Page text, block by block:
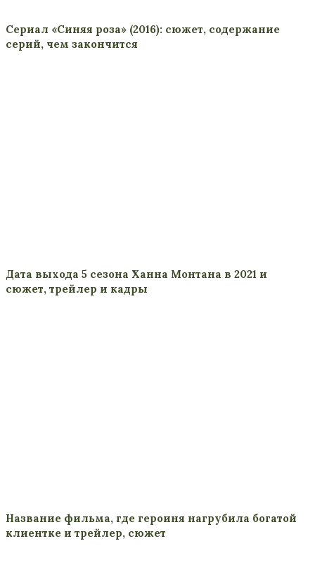
Сериал «Синяя роза» (2016): сюжет, содержание
серий, чем закончится
Дата выхода 5 сезона Ханна Монтана в 2021 и
сюжет, трейлер и кадры
Название фильма, где героиня нагрубила богатой
клиентке и трейлер, сюжет